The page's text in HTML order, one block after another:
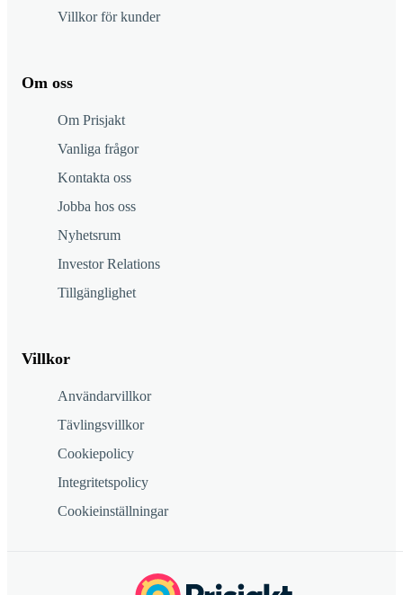
Villkor för kunder
Om oss
Om Prisjakt
Vanliga frågor
Kontakta oss
Jobba hos oss
Nyhetsrum
Investor Relations
Tillgänglighet
Villkor
Användarvillkor
Tävlingsvillkor
Cookiepolicy
Integritetspolicy
Cookieinställningar